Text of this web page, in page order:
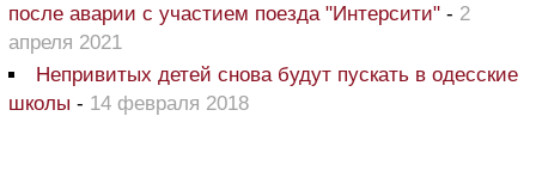
после аварии с участием поезда "Интерсити" - 2
апреля 2021
Непривитых детей снова будут пускать в одесские
школы - 14 февраля 2018